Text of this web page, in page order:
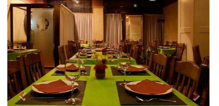
Previous Next